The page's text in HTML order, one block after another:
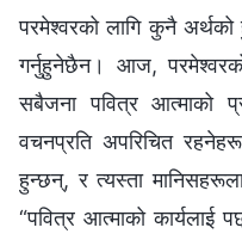
परमेश्‍वरको लागि कुनै
गर्नुहुनेछैन। आज,
सबैजना पवित्र आत्माको
वचनप्रति अपरिचित रहनेहरू
हुन्छन्, र त्यस्ता
“पवित्र आत्माको कार्यलाई